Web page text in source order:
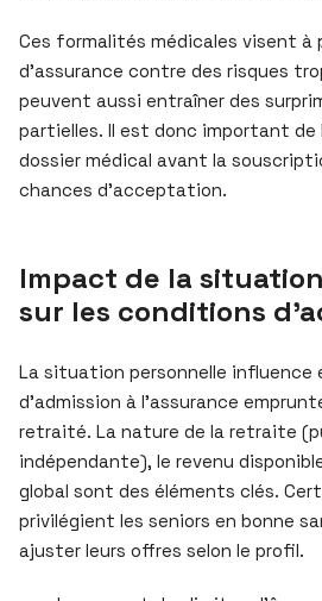
Ces formalités médicales visent à
d’assurance contre des risques
peuvent aussi entraîner des
partielles. Il est donc important de
dossier médical avant la
chances d’acceptation.
Impact de la
sur les conditions
La situation personnelle influence
d’admission à l’assurance
retraité. La nature de la retraite
indépendante), le revenu
global sont des éléments clés.
privilégient les seniors en bonne
ajuster leurs offres selon le profil.